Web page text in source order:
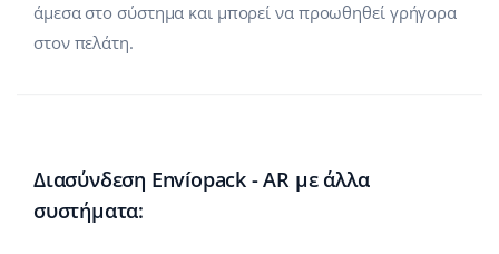
άμεσα στο σύστημα και μπορεί να προωθηθεί γρήγορα
στον πελάτη.
Διασύνδεση Envíopack - AR με άλλα
συστήματα: